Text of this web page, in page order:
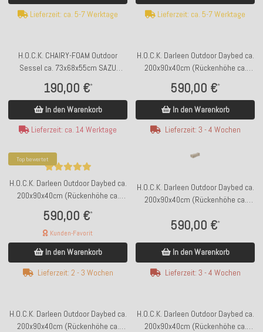
Lieferzeit: ca. 5-7 Werktage
Lieferzeit: ca. 5-7 Werktage
H.O.C.K. CHAIRY-FOAM Outdoor
Sessel ca. 73x68x55cm SAZU
190,00 €*
In den Warenkorb
Lieferzeit: ca. 14 Werktage
H.O.C.K. Darleen Outdoor Daybed ca.
200x90x40cm (Rückenhöhe ca.
590,00 €*
In den Warenkorb
Lieferzeit: 3 - 4 Wochen
Top bewertet
H.O.C.K. Darleen Outdoor Daybed ca.
200x90x40cm (Rückenhöhe ca.
590,00 €*
Kunden-Favorit
In den Warenkorb
Lieferzeit: 2 - 3 Wochen
H.O.C.K. Darleen Outdoor Daybed ca.
200x90x40cm (Rückenhöhe ca.
590,00 €*
In den Warenkorb
Lieferzeit: 3 - 4 Wochen
H.O.C.K. Darleen Outdoor Daybed ca.
200x90x40cm (Rückenhöhe ca.
H.O.C.K. Darleen Outdoor Daybed ca.
200x90x40cm (Rückenhöhe ca.